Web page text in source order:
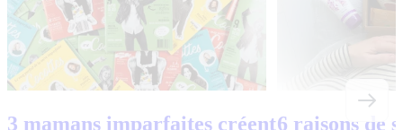
3 mamans imparfaites créent6 raisons de